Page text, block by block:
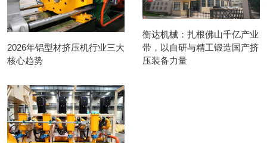
2026年铝型材挤压机行业三大
核心趋势
衡达机械：扎根佛山千亿产业
带，以自研与精工锻造国产挤
压装备力量